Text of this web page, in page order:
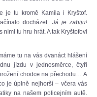
je tu kromě Kamila i Kryštof.
docházet. Já je zabiju!
nimi tu hru hrát. A tak Kryštofovi
tu na vás dvanáct hlášení
jízdu v jednosměrce, čtyři
chodce na přechodu… A
je úplně nejhorší – včera vás
na našem policejním autě.